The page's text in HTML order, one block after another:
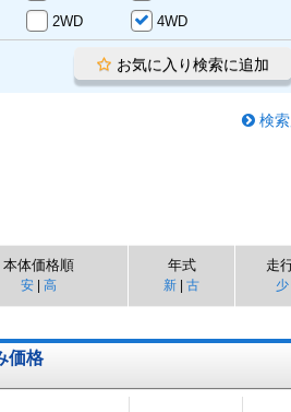
2WD 4WD
お気に入り検索に追加
検
本体価格順
安| 高
年式
新 | 古
走
少
価格